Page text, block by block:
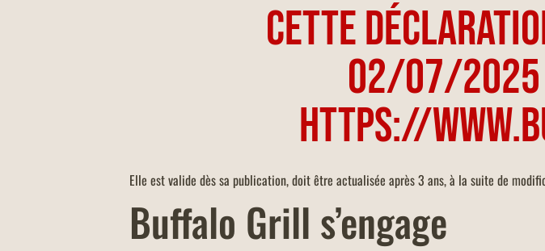
Cette
02/07/
https://
Elle est valide dès sa publication, doit être actualisée après 3 ans, à la suite de
Buffalo Grill s’engage